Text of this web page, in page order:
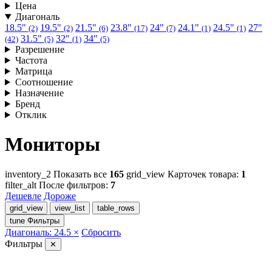
Цена
Диагональ
18.5" (2) 19.5" (2) 21.5" (6) 23.8" (17) 24" (7) 24.1" (1) 24.5" (1) 27"
(42) 31.5" (5) 32" (1) 34" (5)
Разрешение
Частота
Матрица
Соотношение
Назначение
Бренд
Отклик
Мониторы
inventory_2 Показать все 165 grid_view Карточек товара: 1
filter_alt После фильтров: 7
Дешевле Дороже
grid_view view_list
table_rows
tune Фильтры
Диагональ: 24.5 × Сбросить
Фильтры
✕